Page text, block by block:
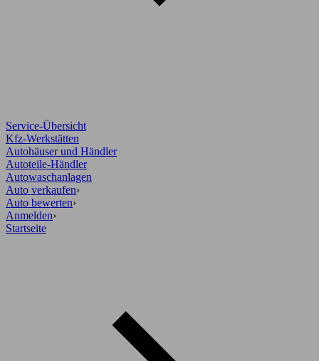
Service-Übersicht
Kfz-Werkstätten
Autohäuser und Händler
Autoteile-Händler
Autowaschanlagen
Auto verkaufen›
Auto bewerten›
Anmelden›
Startseite